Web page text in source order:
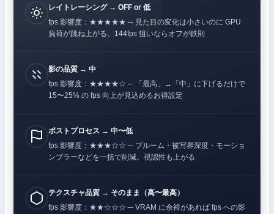
レイトレーシング → OFF or 低
fps 影響度：★★★★★ ─ 見た目の変化は小さいのに GPU
負荷が跳ね上がる。144fps 狙いならオフが鉄則
影の品質 → 中
fps 影響度：★★★★☆ ─ 「最高」→「中」に下げるだけで
15〜25% の fps 向上が見込めるお得設定
ポストプロセス → 中〜低
fps 影響度：★★★☆☆ ─ ブルーム・被写界深度・モーショ
ンブラーなどを一括で削減。視認性も上がる
テクスチャ品質 → そのまま（高〜最高）
fps 影響度：★★☆☆☆ ─ VRAM に余裕があれば fps への影